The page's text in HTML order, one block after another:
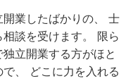
開業したばかりの、 士
談を受けます。 限ら
立開業する方がほと
で、 どこに力を入れる